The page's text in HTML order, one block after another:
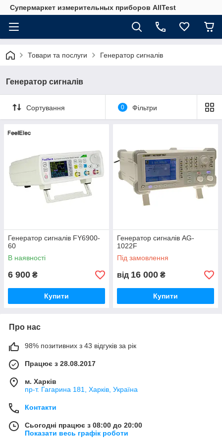
Супермаркет измерительных приборов AllTest
Товари та послуги Генератор сигналів
Генератор сигналів
Сортування 0 Фільтри
Генератор сигналів FY6900-
60
В наявності
6 900 ₴
Купити
Генератор сигналів AG-
1022F
Під замовлення
від 16 000 ₴
Купити
Про нас
98% позитивних з 43 відгуків за рік
Працює з 28.08.2017
м. Харків
пр-т. Гагарина 181, Харків, Україна
Контакти
Сьогодні працює з 08:00 до 20:00
Показати весь графік роботи